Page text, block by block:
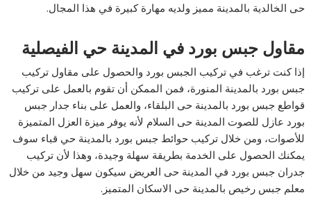
حى الخالدية بالمدينة مميز ولديه مهارة كبيرة في هذا المجال.
مقاول جبس بورد في المدينة حي الفيصلية
إذا كنت ترغب في تركيب الجبس بورد والحصول على مقاول تركيب
جبس بورد بالمدينة المنورة، فمن الممكن أن تقوم بالعمل على تركيب
قواطع جبس بورد بالمدينة حى البلقاء، والعمل على بناء جدار جبس
بورد عازل للصوت المدينة حى السلام لأنه يوفر ميزة العزل المتميزة
للأصوات، ومن خلال تركيب حوائط جبس بورد بالمدينة حي قباء سوف
يمكنك الحصول على الخدمة بطريقة سهلة وجيدة، وهذا لأن تركيب
جدران جبس بورد في المدينة حى العريض سيكون سهل وجيد من خلال
معلم جبس رخيص بالمدينة حى الاسكان المتميز.